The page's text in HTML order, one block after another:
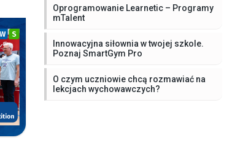
Oprogramowanie Learnetic – Programy
mTalent
Innowacyjna siłownia w twojej szkole.
Poznaj SmartGym Pro
O czym uczniowie chcą rozmawiać na
lekcjach wychowawczych?